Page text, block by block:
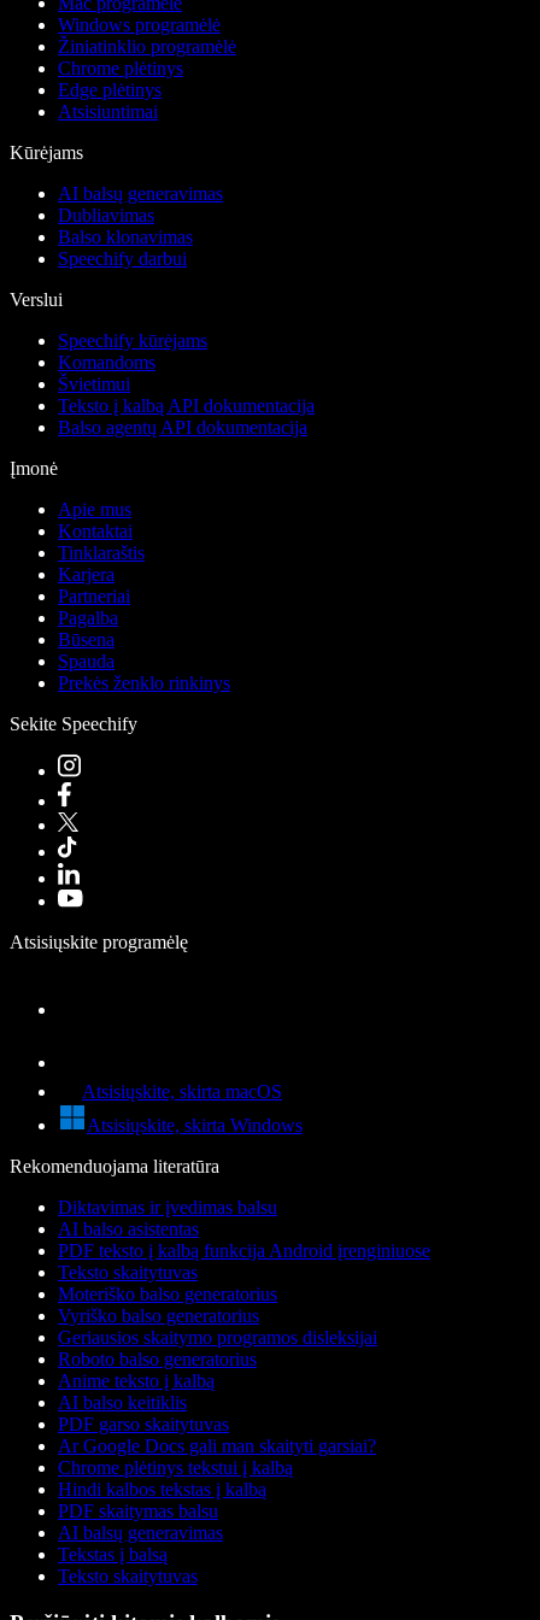
Windows programėlė
Žiniatinklio programėlė
Chrome plėtinys
Edge plėtinys
Atsisiuntimai
Kūrėjams
AI balsų generavimas
Dubliavimas
Balso klonavimas
Speechify darbui
Verslui
Speechify kūrėjams
Komandoms
Švietimui
Teksto į kalbą API dokumentacija
Balso agentų API dokumentacija
Įmonė
Apie mus
Kontaktai
Tinklaraštis
Karjera
Partneriai
Pagalba
Būsena
Spauda
Prekės ženklo rinkinys
Sekite Speechify
Atsisiųskite programėlę
Atsisiųskite, skirta macOS
Atsisiųskite, skirta Windows
Rekomenduojama literatūra
Diktavimas ir įvedimas balsu
AI balso asistentas
PDF teksto į kalbą funkcija Android įrenginiuose
Teksto skaitytuvas
Moteriško balso generatorius
Vyriško balso generatorius
Geriausios skaitymo programos disleksijai
Roboto balso generatorius
Anime teksto į kalbą
AI balso keitiklis
PDF garso skaitytuvas
Ar Google Docs gali man skaityti garsiai?
Chrome plėtinys tekstui į kalbą
Hindi kalbos tekstas į kalbą
PDF skaitymas balsu
AI balsų generavimas
Tekstas į balsą
Teksto skaitytuvas